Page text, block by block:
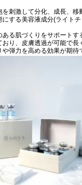
刺激して分化、成長、
する美容液成分(ライト
る肌づくりをサポートす
り、皮膚透過が可能で
弾力を高める効果が期待